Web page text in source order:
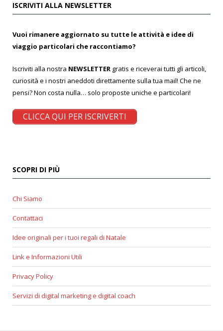
ISCRIVITI ALLA NEWSLETTER
Vuoi rimanere aggiornato su tutte le attività e idee di
viaggio particolari che raccontiamo?
Iscriviti alla nostra NEWSLETTER gratis e riceverai tutti gli articoli,
curiosità e i nostri aneddoti direttamente sulla tua mail! Che ne
pensi? Non costa nulla… solo proposte uniche e particolari!
CLICCA QUI PER ISCRIVERTI
SCOPRI DI PIÙ
Chi Siamo
Contattaci
Idee originali per i tuoi regali di Natale
Link e Informazioni Utili
Privacy Policy
Servizi di digital marketing e digital coach